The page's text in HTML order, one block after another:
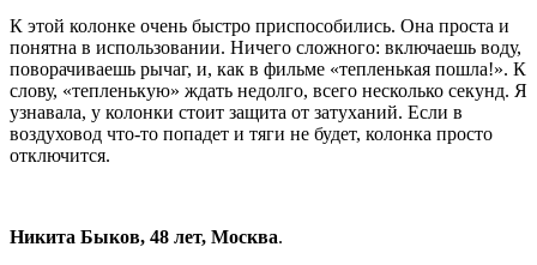
К этой колонке очень быстро приспособились. Она проста и
понятна в использовании. Ничего сложного: включаешь воду,
поворачиваешь рычаг, и, как в фильме «тепленькая пошла!». К
слову, «тепленькую» ждать недолго, всего несколько секунд. Я
узнавала, у колонки стоит защита от затуханий. Если в
воздуховод что-то попадет и тяги не будет, колонка просто
отключится.
Никита Быков, 48 лет, Москва.